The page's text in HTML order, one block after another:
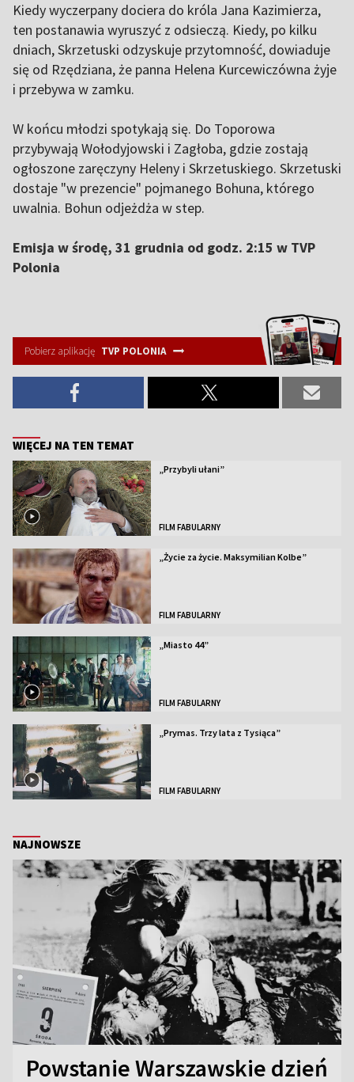
Kiedy wyczerpany dociera do króla Jana Kazimierza,
ten postanawia wyruszyć z odsieczą. Kiedy, po kilku
dniach, Skrzetuski odzyskuje przytomność, dowiaduje
się od Rzędziana, że panna Helena Kurcewiczówna żyje
i przebywa w zamku.
W końcu młodzi spotykają się. Do Toporowa
przybywają Wołodyjowski i Zagłoba, gdzie zostają
ogłoszone zaręczyny Heleny i Skrzetuskiego. Skrzetuski
dostaje "w prezencie" pojmanego Bohuna, którego
uwalnia. Bohun odjeżdża w step.
Emisja w środę, 31 grudnia od godz. 2:15 w TVP
Polonia
Pobierz aplikację TVP POLONIA
WIĘCEJ NA TEN TEMAT
„Przybyli ułani”
FILM FABULARNY
„Życie za życie. Maksymilian Kolbe”
FILM FABULARNY
„Miasto 44”
FILM FABULARNY
„Prymas. Trzy lata z Tysiąca”
FILM FABULARNY
NAJNOWSZE
Powstanie Warszawskie dzień